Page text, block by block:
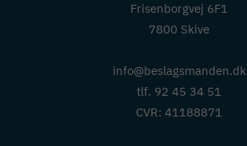
Frisenborgvej 6F1
7800 Skive
info@beslagsmanden.dk
tlf. 92 45 34 51
CVR: 41188871